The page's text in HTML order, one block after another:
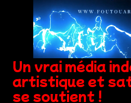
Un vrai média
artistique et
se soutient !